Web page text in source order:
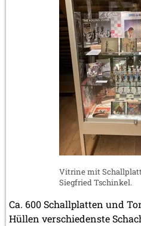
Vitrine mit
Siegfried Tschinkel.
Ca. 600 Schallplatten und
Hüllen verschiedenste